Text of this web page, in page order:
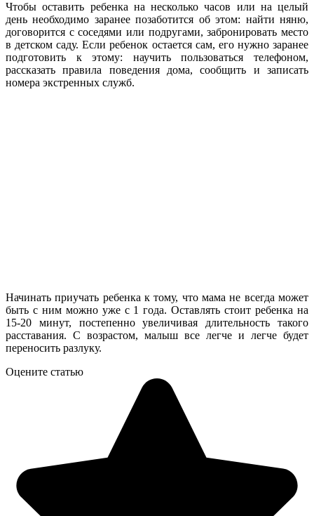
Чтобы оставить ребенка на несколько часов или на целый
день необходимо заранее позаботится об этом: найти няню,
договорится с соседями или подругами, забронировать место
в детском саду. Если ребенок остается сам, его нужно заранее
подготовить к этому: научить пользоваться телефоном,
рассказать правила поведения дома, сообщить и записать
номера экстренных служб.
Начинать приучать ребенка к тому, что мама не всегда может
быть с ним можно уже с 1 года. Оставлять стоит ребенка на
15-20 минут, постепенно увеличивая длительность такого
расставания. С возрастом, малыш все легче и легче будет
переносить разлуку.
Оцените статью